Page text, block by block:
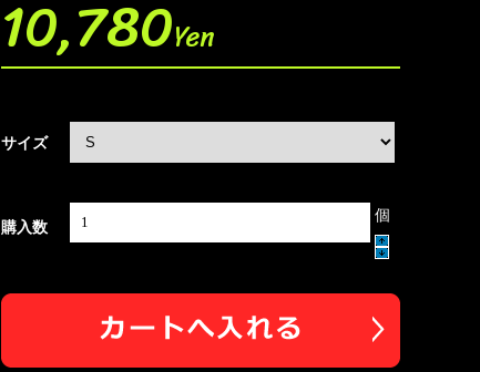
10,780Yen
サイズ
購入数
個